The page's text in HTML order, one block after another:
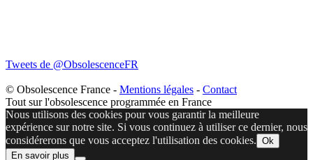
Tweets de @ObsolescenceFR
© Obsolescence France - Mentions légales - Contact
Tout sur l'obsolescence programmée en France
Nous utilisons des cookies pour vous garantir la meilleure
expérience sur notre site. Si vous continuez à utiliser ce dernier, nous
considérerons que vous acceptez l'utilisation des cookies. Ok
En savoir plus